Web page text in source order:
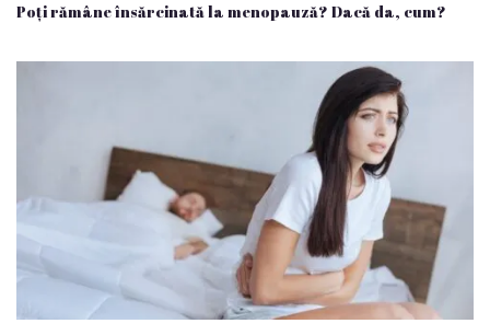
Poți rămâne însărcinată la menopauză? Dacă da, cum?